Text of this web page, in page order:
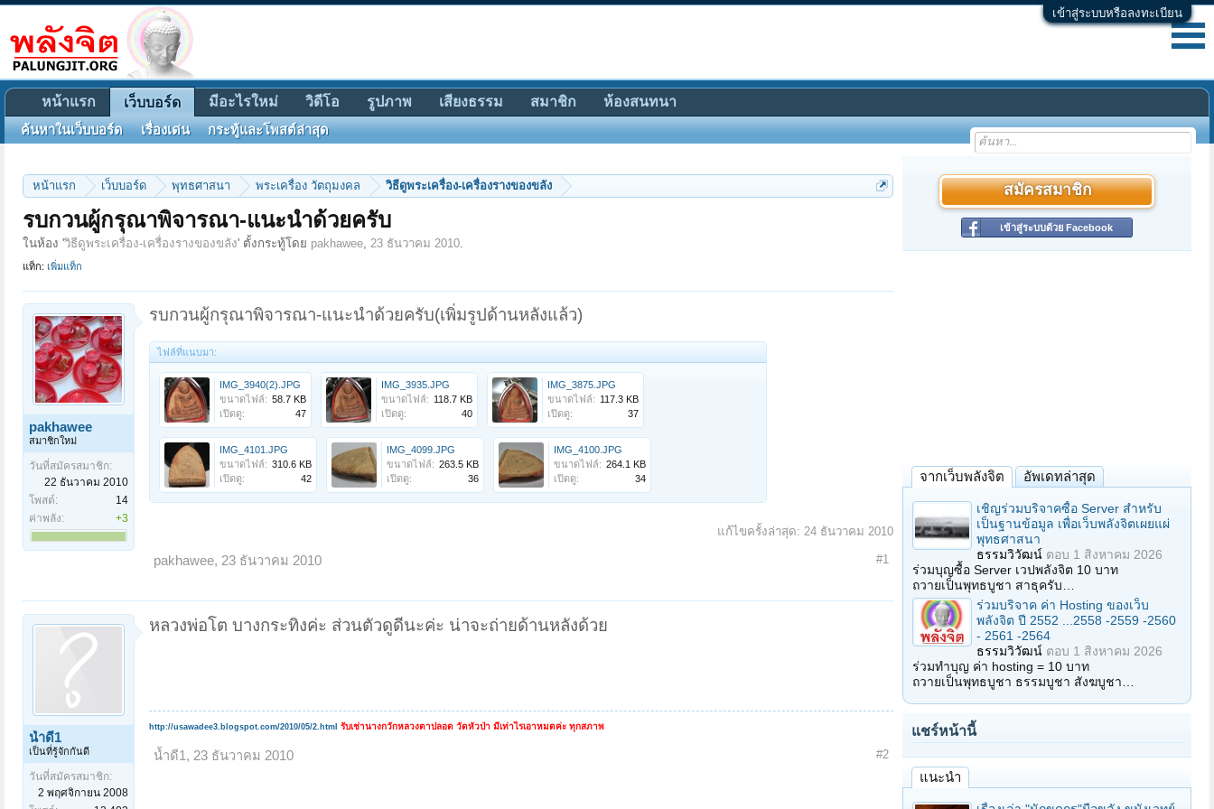
เข้าสู่ระบบหรือลงทะเบียน
หน้าแรก เว็บบอร์ด พุทธศาสนา พระเครื่อง วัตถุมงคล วิธีดูพระเครื่อง-เครื่องรางของขลัง
รบกวนผู้กรุณาพิจารณา-แนะนำด้วยครับ
ในห้อง 'วิธีดูพระเครื่อง-เครื่องรางของขลัง' ตั้งกระทู้โดย pakhawee, 23 ธันวาคม 2010.
แท็ก: เพิ่มแท็ก
pakhawee
สมาชิกใหม่
วันที่สมัครสมาชิก:
22 ธันวาคม 2010
โพสต์:
14
ค่าพลัง:
+3
รบกวนผู้กรุณาพิจารณา-แนะนำด้วยครับ(เพิ่มรูปด้านหลังแล้ว)
ไฟล์ที่แนบมา:
IMG_3940(2).JPG
ขนาดไฟล์: 58.7 KB
เปิดดู:
47
IMG_3935.JPG
ขนาดไฟล์: 118.7 KB
เปิดดู:
40
IMG_3875.JPG
ขนาดไฟล์: 117.3 KB
เปิดดู:
37
IMG_4101.JPG
ขนาดไฟล์: 310.6 KB
เปิดดู:
42
IMG_4099.JPG
ขนาดไฟล์: 263.5 KB
เปิดดู:
36
IMG_4100.JPG
ขนาดไฟล์: 264.1 KB
เปิดดู:
34
แก้ไขครั้งล่าสุด: 24 ธันวาคม 2010
pakhawee, 23 ธันวาคม 2010 #1
น้ำดี1
เป็นที่รู้จักกันดี
วันที่สมัครสมาชิก:
2 พฤศจิกายน 2008
หลวงพ่อโต บางกระทิงค่ะ ส่วนตัวดูดีนะค่ะ น่าจะถ่ายด้านหลังด้วย
http://usawadee3.blogspot.com/2010/05/2.html รับเช่านางกวักหลวงตาปลอด วัดหัวป่า มีเท่าไรเอาหมดค่ะ ทุกสภาพ
น้ำดี1 , 23 ธันวาคม 2010 #2
สมัครสมาชิก
เข้าสู่ระบบด้วย Facebook
จากเว็บพลังจิต อัพเดทล่าสุด
เชิญร่วมบริจาคซื้อ Server สำหรับ
เป็นฐานข้อมูล เพื่อเว็บพลังจิตเผยแผ่
พุทธศาสนา
ธรรมวิวัฒน์ ตอบ 1 สิงหาคม 2026
ร่วมบุญซื้อ Server เวปพลังจิต 10 บาท
ถวายเป็นพุทธบูชา สาธุครับ…
ร่วมบริจาค ค่า Hosting ของเว็บ
พลังจิต ปี 2552 ...2558 -2559 -2560
- 2561 -2564
ธรรมวิวัฒน์ ตอบ 1 สิงหาคม 2026
ร่วมทำบุญ ค่า hosting = 10 บาท
ถวายเป็นพุทธบูชา ธรรมบูชา สังฆบูชา…
แชร์หน้านี้
แนะนำ
หน้าแรก เว็บบอร์ด
ค้นหาในเว็บบอร์ด เรื่องเด่น กระทู้และโพสต์ล่าสุด
มีอะไรใหม่ วิดีโอ รูปภาพ เสียงธรรม สมาชิก ห้องสนทนา